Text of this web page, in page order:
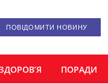
ПОВІДОМИТИ НОВИНУ
ПОРАДИ